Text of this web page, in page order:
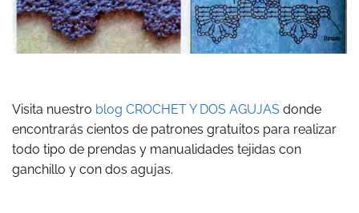
Visita nuestro blog CROCHET Y DOS AGUJAS donde
encontrarás cientos de patrones gratuitos para realizar
todo tipo de prendas y manualidades tejidas con
ganchillo y con dos agujas.